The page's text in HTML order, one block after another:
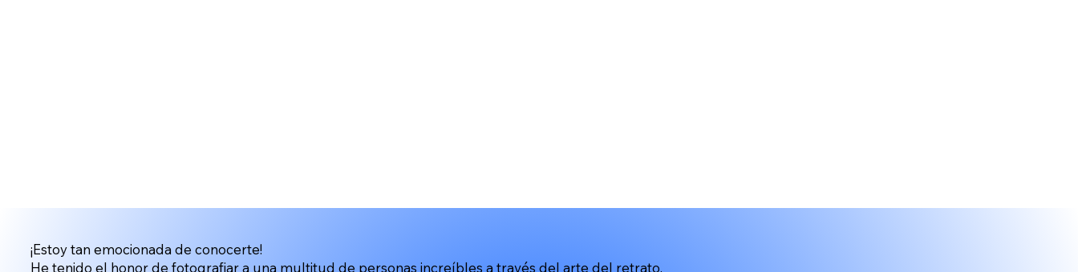
¡Estoy tan emocionada de conocerte!
He tenido el honor de fotografiar a una multitud de personas increíbles a través del arte del retrato.